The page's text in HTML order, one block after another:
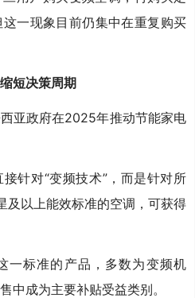
一现象目前仍集中在重复购买
短决策周期
亚政府在2025年推动节能家电
针对“变频技术”，而是针对所
及以上能效标准的空调，可获得
一标准的产品，多数为变频机
中成为主要补贴受益类别。